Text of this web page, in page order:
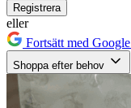
Registrera
eller
Fortsätt med Google
Shoppa efter behov